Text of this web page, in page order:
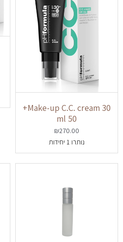
Make-up C.C. cream 30+
50 ml
₪270.00
נותרו 1 יחידות